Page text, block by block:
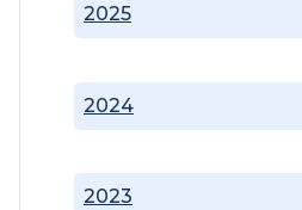
2023
2024
2025